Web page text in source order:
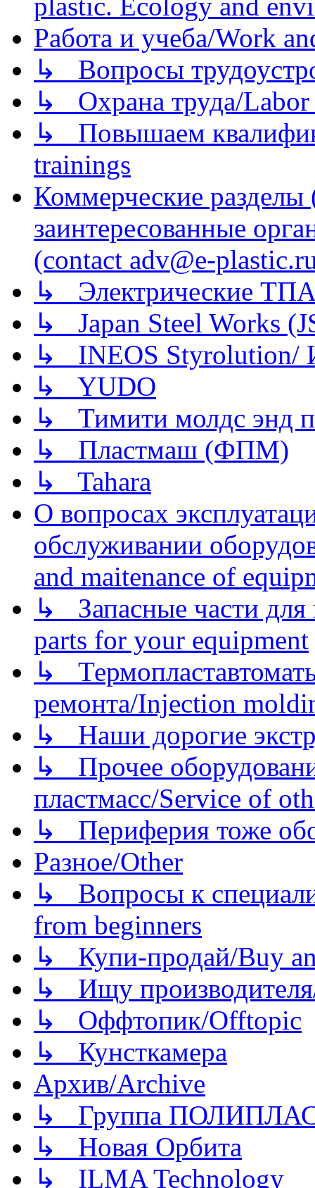
plastic. Ecology and
Работа и учеба/Work
↳ Вопросы
↳ Охрана труда/Labor
↳ Повышаем
trainings
Коммерческие
заинтересованные
(contact adv@e-
↳ Электрические
↳ Japan Steel Works
↳ INEOS
↳ YUDO
↳ Тимити молдс энд
↳ Пластмаш (ФПМ)
↳ Tahara
О вопросах
обслуживании
and maitenance of
↳ Запасные части для
parts for your equipment
↳
ремонта/Injection
↳ Наши дорогие
↳ Прочее
пластмасс/Service of
↳ Периферия тоже
Разное/Other
↳ Вопросы к
from beginners
↳ Купи-продай/Buy
↳ Ищу
↳ Оффтопик/Offtopic
↳ Кунсткамера
Архив/Archive
↳ Группа
↳ Новая Орбита
↳ ILMA Technology